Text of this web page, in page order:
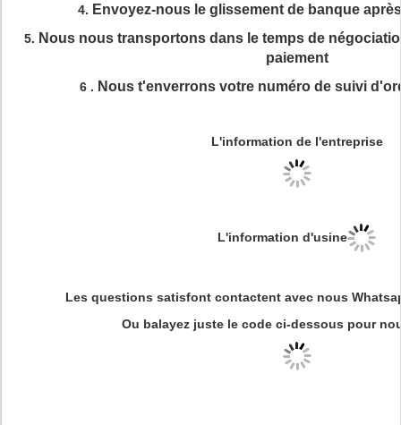
4. Envoyez-nous le glissement de banque
5. Nous nous transportons dans le temps de
paiement
6 . Nous t'enverrons votre numéro de suivi
L'information de l'entreprise
L'information d'usine
Les questions satisfont contactent avec nous
Ou balayez juste le code ci-dessous pour